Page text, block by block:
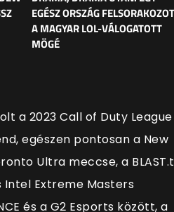
EGÉSZ ORSZÁG
A MAGYAR LOL-VÁLOGATOTT
MÖGÉ
a 2023 Call of Duty League
egészen pontosan a New
Ultra meccse, a
Intel Extreme Masters
és a G2 Esports között, a